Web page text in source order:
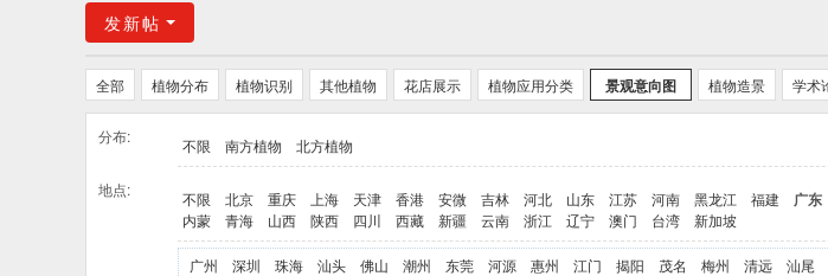
发新帖
全部 植物分布 植物识别 其他植物 花店展示 植物应用分类 景观意向图 植物造景 学术
分布: 不限 南方植物 北方植物
地点: 不限 北京 重庆 上海 天津 香港 安微 吉林 河北 山东 江苏 河南 黑龙江 福建 广东
内蒙
青海 山西 陕西 四川 西藏 新疆 云南 浙江 辽宁 澳门 台湾 新加坡
广州 深圳 珠海 汕头 佛山 潮州 东莞 河源 惠州 江门 揭阳 茂名 梅州 清远 汕尾